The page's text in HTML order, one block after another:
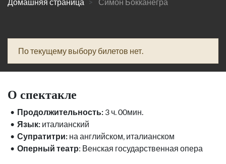
Домашняя страница Симон Бокканегра
По текущему выбору билетов нет.
О спектакле
Продолжительность: 3 ч. 00мин.
Язык: италианский
Супратитри: на английском, италианском
Оперный театр: Венская государственная опера